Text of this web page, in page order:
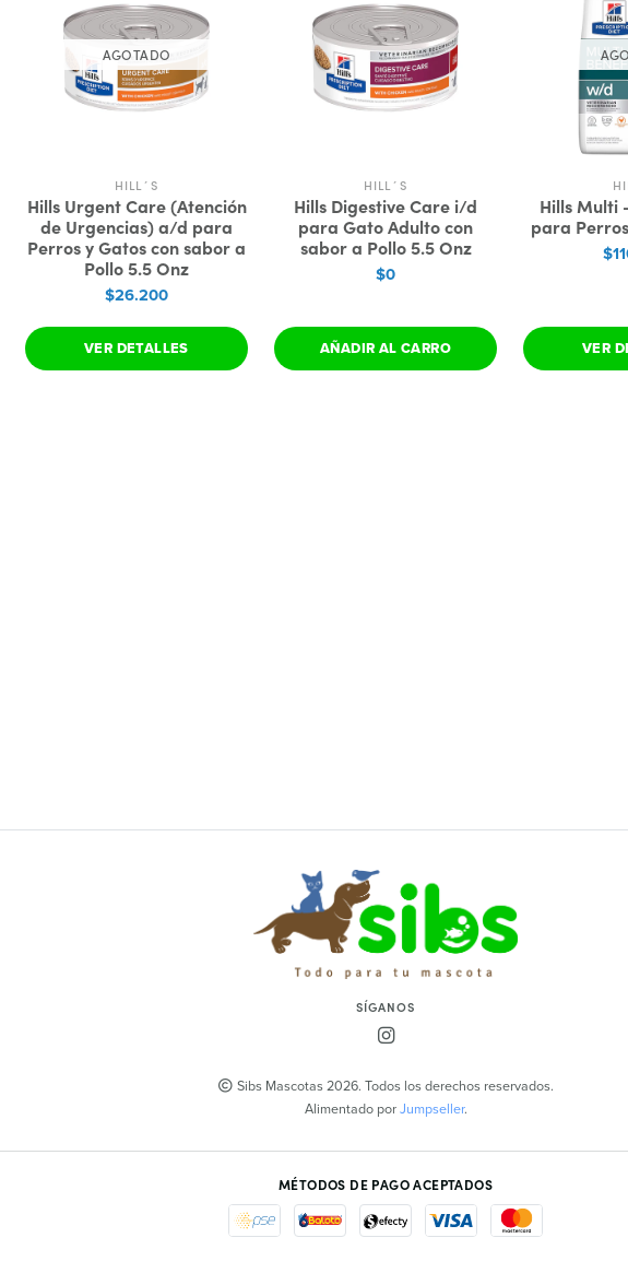
AGOTADO
HILL´S
Hills Urgent Care (Atención
de Urgencias) a/d para
Perros y Gatos con sabor a
Pollo 5.5 Onz
$26.200
VER DETALLES
HILL´S
Hills Digestive Care i/d
para Gato Adulto con
sabor a Pollo 5.5 Onz
$0
AÑADIR AL CARRO
Hills Multi
para
VER
SÍGANOS
Sibs Mascotas 2026. Todos los derechos reservados.
Alimentado porJumpseller.
MÉTODOS DE PAGO ACEPTADOS